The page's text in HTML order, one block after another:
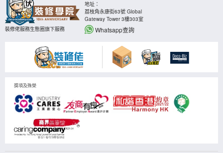
裝修佬服務生態圈旗下服務
地址：
荔枝角永康街63號 Global
Gateway Tower 3樓303室
Whatsapp查詢
獎項及殊榮